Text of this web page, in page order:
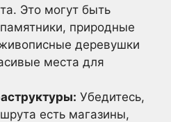
Это могут быть
природные
деревушки
места для
Убедитесь,
есть магазины,